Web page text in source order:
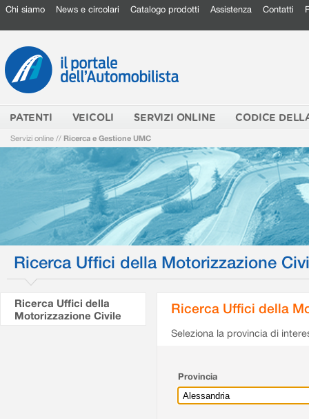
Chi siamo News e circolari Catalogo prodotti Assistenza Contatti
PATENTI VEICOLI SERVIZI ONLINE CODICE
Servizi online // Ricerca e Gestione UMC
Ricerca Uffici della Motorizzazione
Ricerca Uffici della
Motorizzazione Civile
Ricerca Uffici della
Seleziona la provincia di
Provincia